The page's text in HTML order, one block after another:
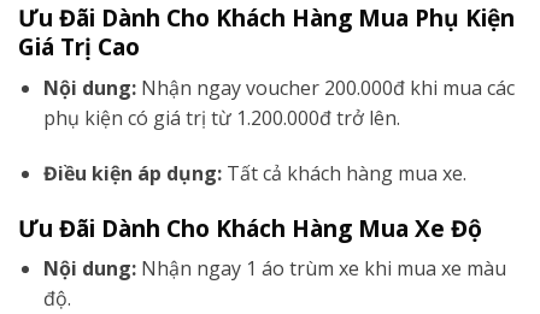
Ưu Đãi Dành Cho Khách Hàng Mua Phụ Kiện
Giá Trị Cao
Nội dung: Nhận ngay voucher 200.000đ khi mua các
phụ kiện có giá trị từ 1.200.000đ trở lên.
Điều kiện áp dụng: Tất cả khách hàng mua xe.
Ưu Đãi Dành Cho Khách Hàng Mua Xe Độ
Nội dung: Nhận ngay 1 áo trùm xe khi mua xe màu
độ.